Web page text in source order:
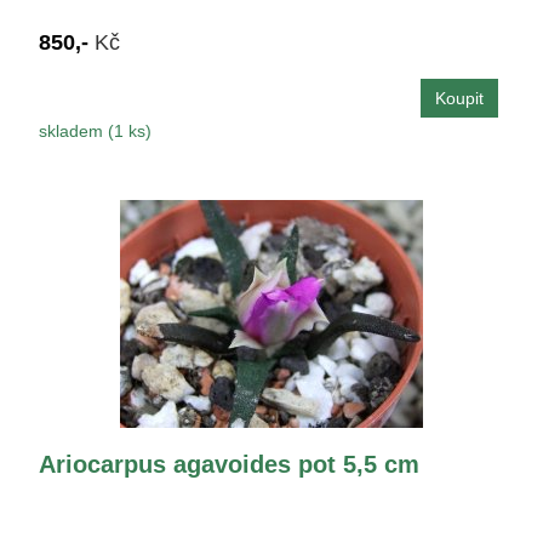
850,- Kč
skladem (1 ks)
Ariocarpus agavoides pot 5,5 cm